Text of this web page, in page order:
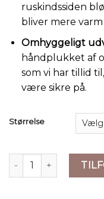
ruskindssiden
bliver mere
Omhyggeligt
håndplukket af
som vi har tillid
være sikre på.
Størrelse
100% Autentisk